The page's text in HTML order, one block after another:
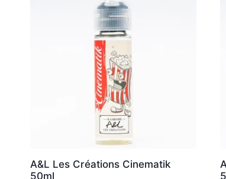
A&L Les Créations Cinematik
50ml